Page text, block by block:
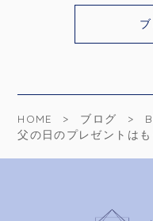
HOME ブログ
父の日のプレゼントは